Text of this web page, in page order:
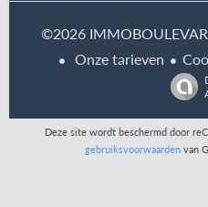
©2026
Onze tarieven
Deze site wordt beschermd door
gebruiksvoorwaarden van